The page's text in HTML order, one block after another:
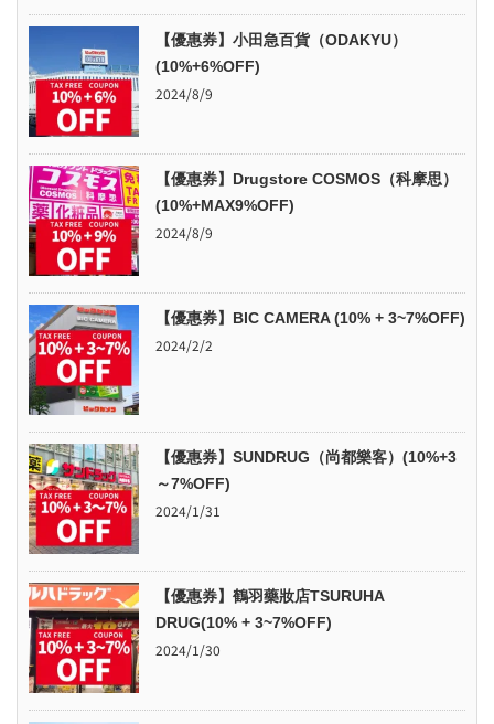
【優惠券】小田急百貨（ODAKYU）
(10%+6%OFF)
2024/8/9
【優惠券】Drugstore COSMOS（科摩思）
(10%+MAX9%OFF)
2024/8/9
【優惠券】BIC CAMERA (10% + 3~7%OFF)
2024/2/2
【優惠券】SUNDRUG（尚都樂客）(10%+3
～7%OFF)
2024/1/31
【優惠券】鶴羽藥妝店TSURUHA
DRUG(10% + 3~7%OFF)
2024/1/30